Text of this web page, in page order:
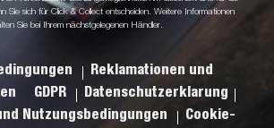
Sie sich für Click & Collect entscheiden. Weitere Informationen
Sie bei Ihrem nächstgelegenen Händler.
Reklamationen und
GDPR
Datenschutzerklarung
Nutzungsbedingungen
Cookie-